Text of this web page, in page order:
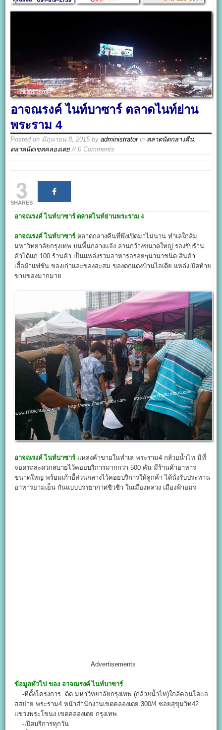
อาจณรงค์ ไนท์บาซาร์ ตลาดไนท์ย่าน
พระราม 4
Posted on มิถุนายน 8, 2015 byadministratorin ตลาดนัดกลางคืน,
ตลาดนัดเขตคลองเตย// 0 Comments
3
SHARES
อาจณรงค์ ไนท์บาซาร์ ตลาดไนท์ย่านพระราม 4
อาจณรงค์ ไนท์บาซาร์ ตลาดกลางคืนที่พึ่งเปิดมาไม่นาน ทำเลใกล้ม
มหาวิทยาลัยกรุงเทพ บนพื้นกลางแจ้ง ลานกว้างขนาดใหญ่ รองรับร้าน
ค้าได้แก่ 100 ร้านค้า เป็นแหล่งรวมอาหารอร่อยๆนานาชนิด สินค้า
เสื้อผ้าแฟชั่น ของเก่าและของสะสม ของตกแต่งบ้านไอเดีย แหล่งเปิดท้าย
ขายของมากมาย
อาจณรงค์ ไนท์บาซาร์ แหล่งค้าขายในทำเล พระราม4 กล้วยน้ำไท มีที่
จอดรถสะดวกสบายไว้คอยบริการมากกว่า 500 คัน มีร้านค้าอาหาร
ขนาดใหญ่ พร้อมเก้าอี้ส่วนกลางไว้คอยบริการให้ลูกค้า ได้นั่งรับประทาน
อาหารยามเย็น กันแบบบรรยากาศชิวชิว ในเมืองหลวง เมืองฟ้าอมร
Advertisements
ข้อมูลทั่วไป ของ อาจณรงค์ ไนท์บาซาร์
-ที่ตั้งโครงการ: ติด มหาวิทยาลัยกรุงเทพ (กล้วยน้ำไท)ใกล้คอนโดแอ
สสปาย พระราม4 หน้าสำนักงานเขตคลองเตย 300/4 ซอยสุขุมวิท42
แขวงพระโขนง เขตคลองเตย กรุงเทพ
-เปิดบริการทุกวัน